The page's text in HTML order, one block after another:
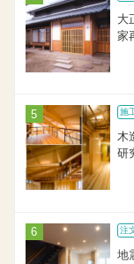
大
家
施
木
研
注
地